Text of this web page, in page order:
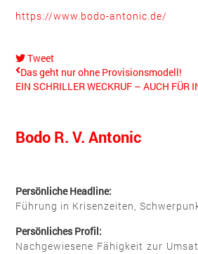
https://www.bodo-antonic.de/
Tweet
pinterest
Das geht nur ohne Provisionsmodell!
EIN SCHRILLER WECKRUF – AUCH FÜR
Bodo R. V. Antonic
Persönliche Headline:
Führung in Krisenzeiten,
Persönliches Profil:
Nachgewiesene Fähigkeit zur